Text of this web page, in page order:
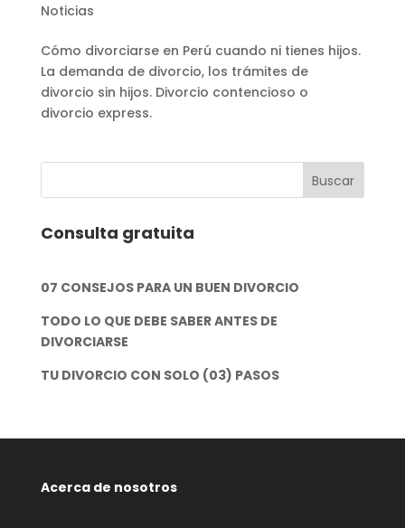
Noticias
Cómo divorciarse en Perú cuando ni tienes hijos.
La demanda de divorcio, los trámites de
divorcio sin hijos. Divorcio contencioso o
divorcio express.
Consulta gratuita
07 CONSEJOS PARA UN BUEN DIVORCIO
TODO LO QUE DEBE SABER ANTES DE
DIVORCIARSE
TU DIVORCIO CON SOLO (03) PASOS
Acerca de nosotros